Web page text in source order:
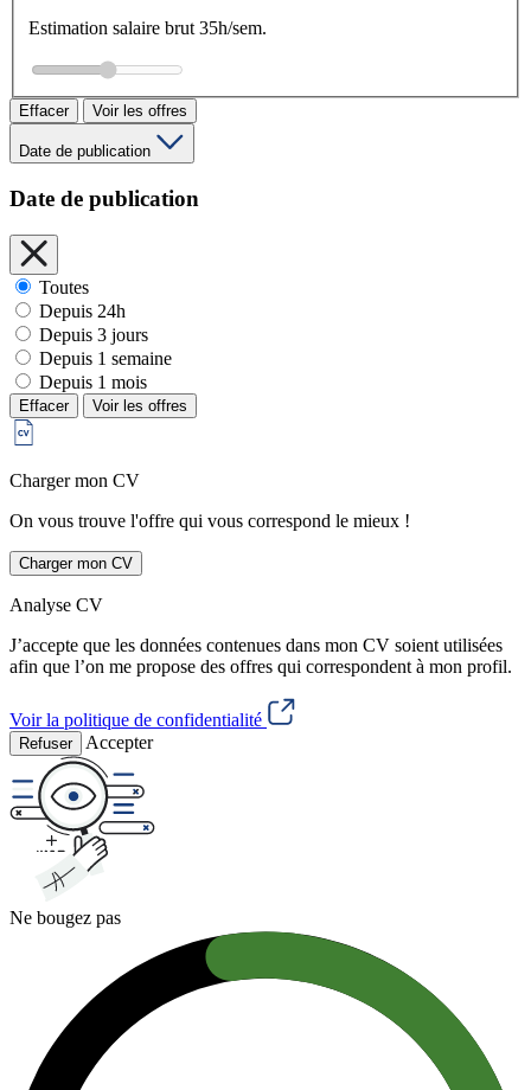
Estimation salaire brut 35h/sem.
Effacer Voir les offres
Date de publication
Date de publication
Toutes
Depuis 24h
Depuis 3 jours
Depuis 1 semaine
Depuis 1 mois
Effacer Voir les offres
Charger mon CV
On vous trouve l'offre qui vous correspond le mieux !
Charger mon CV
Analyse CV
J’accepte que les données contenues dans mon CV soient utilisées
afin que l’on me propose des offres qui correspondent à mon profil.
Voir la politique de confidentialité
Refuser Accepter
Ne bougez pas